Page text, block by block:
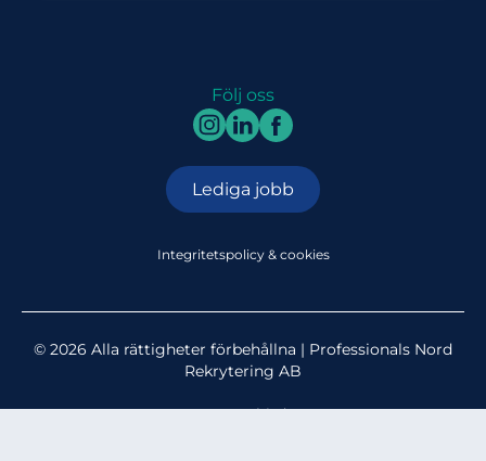
Följ oss
Lediga jobb
Integritetspolicy & cookies
© 2026 Alla rättigheter förbehållna | Professionals Nord
Rekrytering AB
Av:Sunbird